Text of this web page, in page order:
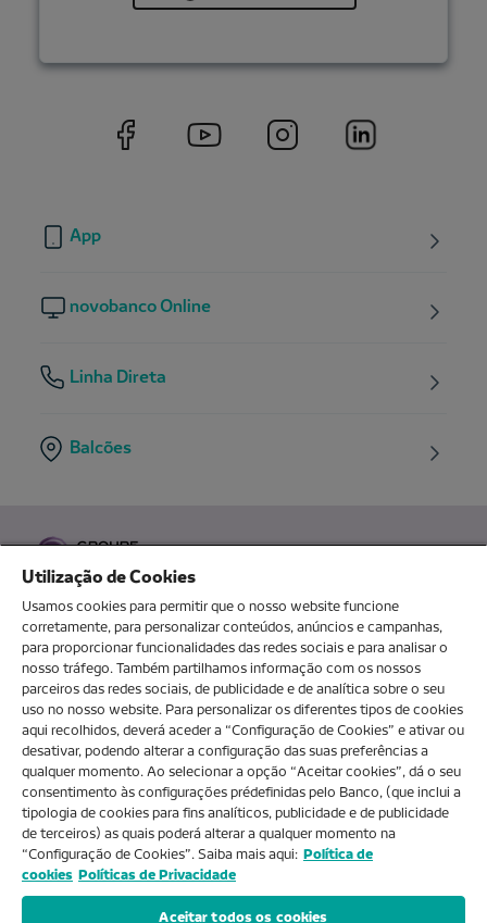
App
novobanco Online
Linha Direta
Balcões
O MEU NOVOBANCO
Sobre nós
Ajuda e FAQs
Produtos e Serviços
Utilização de Cookies
Usamos cookies para permitir que o nosso website funcione
corretamente, para personalizar conteúdos, anúncios e campanhas,
para proporcionar funcionalidades das redes sociais e para analisar o
nosso tráfego. Também partilhamos informação com os nossos
parceiros das redes sociais, de publicidade e de analítica sobre o seu
uso no nosso website. Para personalizar os diferentes tipos de cookies
aqui recolhidos, deverá aceder a “Configuração de Cookies” e ativar ou
desativar, podendo alterar a configuração das suas preferências a
qualquer momento. Ao selecionar a opção “Aceitar cookies”, dá o seu
consentimento às configurações prédefinidas pelo Banco, (que inclui a
tipologia de cookies para fins analíticos, publicidade e de publicidade
de terceiros) as quais poderá alterar a qualquer momento na
“Configuração de Cookies”. Saiba mais aqui: Política de
cookies Políticas de Privacidade
Aceitar todos os cookies